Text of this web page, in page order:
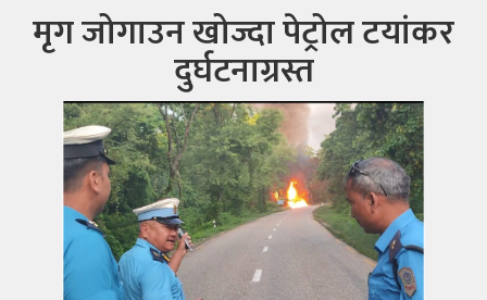
मृग जोगाउन खोज्दा पेट्रोल टयांकर
दुर्घटनाग्रस्त